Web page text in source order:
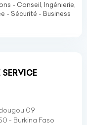
- Conseil, Ingénierie,
- Sécurité - Business
09
- Burkina Faso